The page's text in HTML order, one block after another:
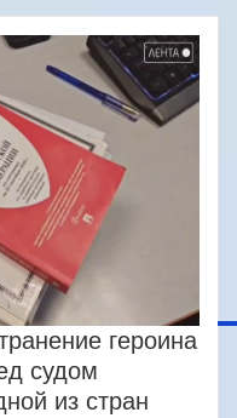
героина
судом
из стран